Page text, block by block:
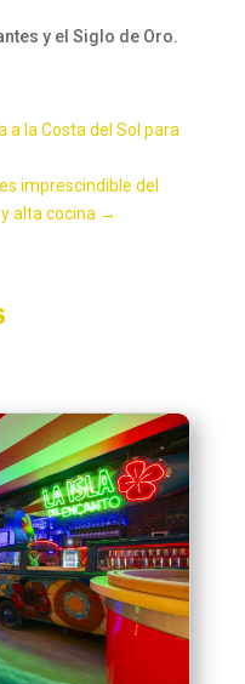
y el Siglo de Oro.
a la Costa del Sol para
imprescindible del
alta cocina →